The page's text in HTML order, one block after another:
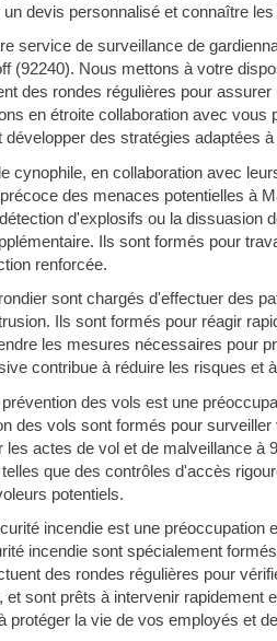
devis personnalisé et connaître les
service de surveillance de
(92240). Nous mettons à votre
des rondes régulières pour
en étroite collaboration avec vous
des stratégies adaptées
cynophile, en collaboration avec
des menaces potentielles à
d'explosifs ou la dissuasion
Ils sont formés pour
renforcée.
sont chargés d'effectuer des
Ils sont formés pour réagir
les mesures nécessaires pour
contribue à réduire les risques et
prévention des vols est une
des vols sont formés pour
actes de vol et de malveillance
que des contrôles d'accès
potentiels.
incendie est une préoccupation
incendie sont spécialement
des rondes régulières pour
sont prêts à intervenir rapidement
protéger la vie de vos employés et